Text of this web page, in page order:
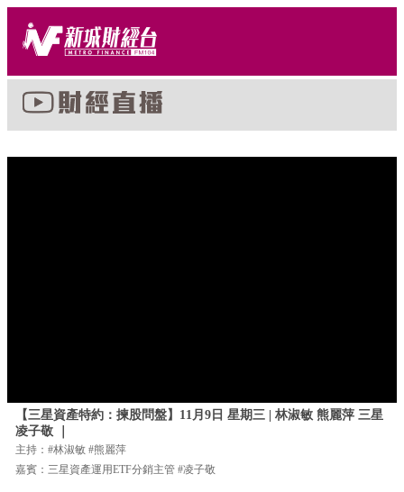
【三星資產特約：揀股問盤】11月9日 星期三 | 林淑敏 熊麗萍 三星
凌子敬 ｜
主持：#林淑敏 #熊麗萍
嘉賓：三星資產運用ETF分銷主管 #凌子敬